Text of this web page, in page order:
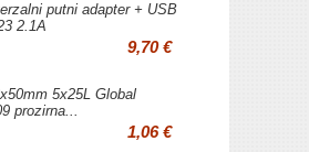
putni adapter + USB
2.1A
9,70 €
5x25L Global
prozirna...
1,06 €